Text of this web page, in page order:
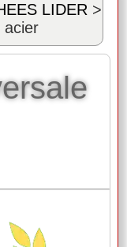
LIDER >
acier